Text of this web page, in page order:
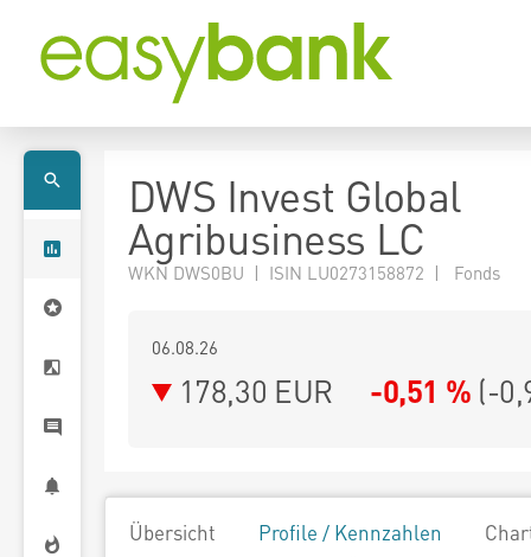
DWS Invest Global
Agribusiness LC
WKN DWS0BU | ISIN LU0273158872 | Fonds
06.08.26
178,30 EUR -0,51 % (-
Übersicht Profile / Kennzahlen